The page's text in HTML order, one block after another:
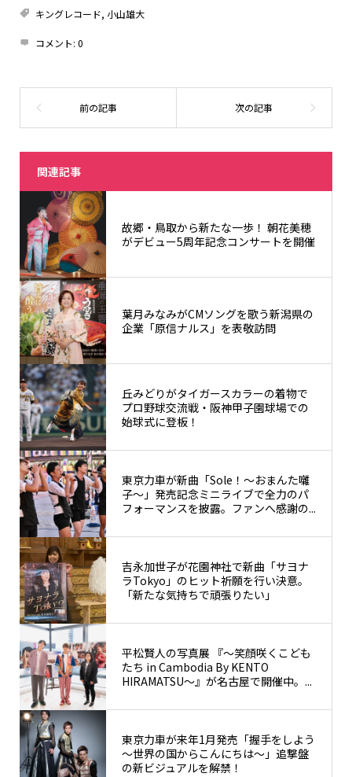
キングレコード, 小山雄大
コメント: 0
関連記事
故郷・鳥取から新たな一歩！ 朝花美穂
がデビュー5周年記念コンサートを開催
葉月みなみがCMソングを歌う新潟県の
企業「原信ナルス」を表敬訪問
丘みどりがタイガースカラーの着物で
プロ野球交流戦・阪神甲子園球場での
始球式に登板！
東京力車が新曲「Sole！〜おまんた囃
子〜」発売記念ミニライブで全力のパ
フォーマンスを披露。ファンへ感謝の...
吉永加世子が花園神社で新曲「サヨナ
ラTokyo」のヒット祈願を行い決意。
「新たな気持ちで頑張りたい」
平松賢人の写真展 『～笑顔咲くこども
たち in Cambodia By KENTO
HIRAMATSU～』が名古屋で開催中。...
東京力車が来年1月発売「握手をしよう
～世界の国からこんにちは～」追撃盤
の新ビジュアルを解禁！